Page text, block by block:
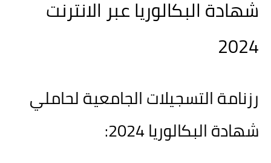
شهادة البكالوريا عبر الانترنت
2024
رزنامة التسجيلات الجامعية لحاملي
شهادة البكالوريا 2024: